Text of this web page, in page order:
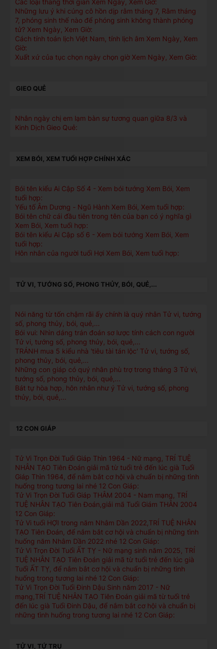
Các loại thang thời gian Xem Ngày, Xem Giờ:
Những lưu ý khi cúng cô hồn dịp rằm tháng 7, Rằm tháng
7, phóng sinh thế nào để phóng sinh không thành phóng
tử? Xem Ngày, Xem Giờ:
Cách tính toán lịch Việt Nam, tính lịch âm Xem Ngày, Xem
Giờ:
Xuất xứ của tục chọn ngày chọn giờ Xem Ngày, Xem Giờ:
GIEO QUẺ
Nhân ngày chị em lạm bàn sự tương quan giữa 8/3 và
Kinh Dịch Gieo Quẻ:
XEM BÓI, XEM TUỔI HỢP CHÍNH XÁC
Bói tên kiểu Ai Cập Số 4 - Xem bói tướng Xem Bói, Xem
tuổi hợp:
Yếu tố Âm Dương - Ngũ Hành Xem Bói, Xem tuổi hợp:
Bói tên chữ cái đầu tiên trong tên của bạn có ý nghĩa gì
Xem Bói, Xem tuổi hợp:
Bói tên kiểu Ai Cập số 6 - Xem bói tướng Xem Bói, Xem
tuổi hợp:
Hôn nhân của người tuổi Hợi Xem Bói, Xem tuổi hợp:
TỬ VI, TƯỚNG SỐ, PHONG THỦY, BÓI, QUẺ,...
Nói năng từ tốn chậm rãi ấy chính là quý nhân Tử vi, tướng
số, phong thủy, bói, quẻ,...
Bói vui: Nhìn dáng trán đoán sơ lược tính cách con người
Tử vi, tướng số, phong thủy, bói, quẻ,...
TRÁNH mua 5 kiểu nhà 'tiêu tài tán lộc' Tử vi, tướng số,
phong thủy, bói, quẻ,...
Những con giáp có quý nhân phù trợ trong tháng 3 Tử vi,
tướng số, phong thủy, bói, quẻ,...
Bát tự hòa hợp, hôn nhân như ý Tử vi, tướng số, phong
thủy, bói, quẻ,...
12 CON GIÁP
Tử Vi Trọn Đời Tuổi Giáp Thìn 1964 - Nữ mạng, TRÍ TUỆ
NHÂN TẠO Tiên Đoán giải mã từ tuổi trẻ đến lúc già Tuổi
Giáp Thìn 1964, để nắm bắt cơ hội và chuẩn bị những tình
huống trong tương lai nhé 12 Con Giáp:
Tử Vi Trọn Đời Tuổi Giáp THÂM 2004 - Nam mạng, TRÍ
TUỆ NHÂN TẠO Tiên Đoán,giải mã Tuổi Giám THÂN 2004
12 Con Giáp:
Tử Vi tuổi HỢI trong năm Nhâm Dần 2022,TRÍ TUỆ NHÂN
TẠO Tiên Đoán, để nắm bắt cơ hội và chuẩn bị những tình
huống năm Nhâm Dần 2022 nhé 12 Con Giáp:
Tử Vi Trọn Đời Tuổi ẤT TỴ - Nữ mạng sinh năm 2025, TRÍ
TUỆ NHÂN TẠO Tiên Đoán giải mã từ tuổi trẻ đến lúc già
Tuổi ẤT TỴ, để nắm bắt cơ hội và chuẩn bị những tình
huống trong tương lai nhé 12 Con Giáp:
Tử Vi Trọn Đời Tuổi Đinh Dậu Sinh năm 2017 - Nữ
mạng,TRÍ TUỆ NHÂN TẠO Tiên Đoán giải mã từ tuổi trẻ
đến lúc già Tuổi Đinh Dậu, để nắm bắt cơ hội và chuẩn bị
những tình huống trong tương lai nhé 12 Con Giáp:
TỬ VI, TỨ TRỤ